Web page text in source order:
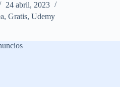
24 abril, 2023
,Gratis,Udemy